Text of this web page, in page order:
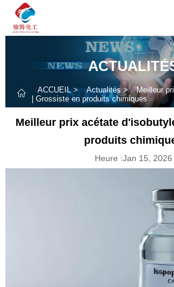
 ACCUEIL> Actualités>
Meilleur
| Grossiste en produits chimiques
Meilleur prix acétate
produits
Heure :Jan 15, 2026